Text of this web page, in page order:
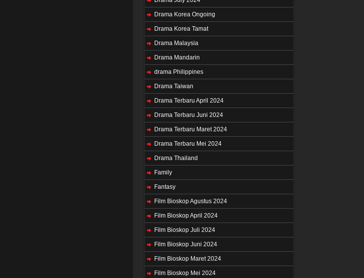
Drama Korea Ongoing
Drama Korea Tamat
Drama Malaysia
Drama Mandarin
drama Philippines
Drama Taiwan
Drama Terbaru April 2024
Drama Terbaru Juni 2024
Drama Terbaru Maret 2024
Drama Terbaru Mei 2024
Drama Thailand
Family
Fantasy
Film Bioskop Agustus 2024
Film Bioskop April 2024
Film Bioskop Juli 2024
Film Bioskop Juni 2024
Film Bioskop Maret 2024
Film Bioskop Mei 2024